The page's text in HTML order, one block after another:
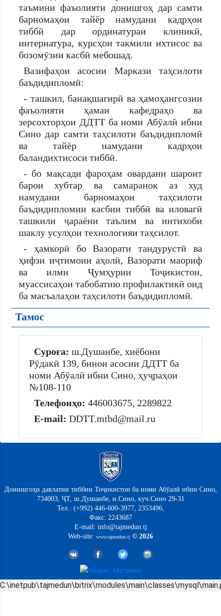
таъмини фаъолияти донишгоҳ дар самти
барномаҳои тайёр намудани кадрҳои
тиббӣ дар ординатураи клиникӣ,
интернатура, курсҳои такмили ихтисос ва
бозомӯзии касбӣ мебошад.
Вазифаҳои асосии Маркази таҳсилоти
баъдидипломӣ:
- ташкил, банақшагирӣ ва ҳамоҳангсозии
фаъолияти ҳамаи кафедраҳо ва
зерсохторҳои ДДТТ ба номи Абӯалӣ ибни
Сино дар самти таҳсилоти баъдидипломӣ
ва тайёр намудани кадрҳои
баландихтисоси тиббӣ.
- бо мақсади фароҳам овардани шароит
барои хубтар ва самаранок аз худ
намудани барномаҳои таҳсилоти
баъдидипломии касбии тиббӣ ва иловагӣ
ташкили ҷараёни таълим ва интихоби
шаклу усулҳои технологияи таҳсилот.
- ҳамкорӣ бо Вазорати тандурустӣ ва
ҳифзи иҷтимоии аҳолӣ, Вазорати маориф
ва илми Ҷумҳурии Тоҷикистон,
муассисаҳои табобатию профилактикӣ оид
ба масъалаҳои таҳсилоти баъдидипломӣ.
Тамос
Суроға: ш.Душанбе, хиёбони
Рӯдакӣ 139, бинои асосии ДДТТ ба
номи Абӯалӣ ибни Сино, ҳуҷраҳои
№108-110
Телефонҳо: 446003675, 2289822
E-mail: DDTT.mtbd@mail.ru
Донишгоҳи давлатии тиббии Тоҷикистон ба номи Абӯалӣ ибни Сино,
734003, ҶТ, ш.Душанбе, н.Сино, куч.Сино 29-31
Тел.: (+992) 446-600-3977, 2353496,
Факс: 2243687
E-mail: info@tajmedun.tj
Web-site: www.tajmedun.tj © 2026